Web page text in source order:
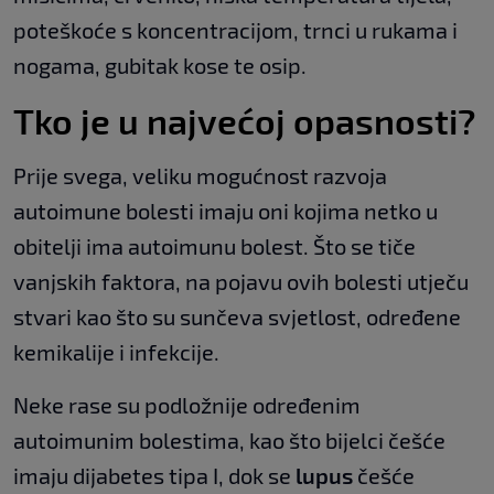
poteškoće s koncentracijom, trnci u rukama i
nogama, gubitak kose te osip.
Tko je u najvećoj opasnosti?
Prije svega, veliku mogućnost razvoja
autoimune bolesti imaju oni kojima netko u
obitelji ima autoimunu bolest. Što se tiče
vanjskih faktora, na pojavu ovih bolesti utječu
stvari kao što su sunčeva svjetlost, određene
kemikalije i infekcije.
Neke rase su podložnije određenim
autoimunim bolestima, kao što bijelci češće
imaju dijabetes tipa I, dok se lupus češće